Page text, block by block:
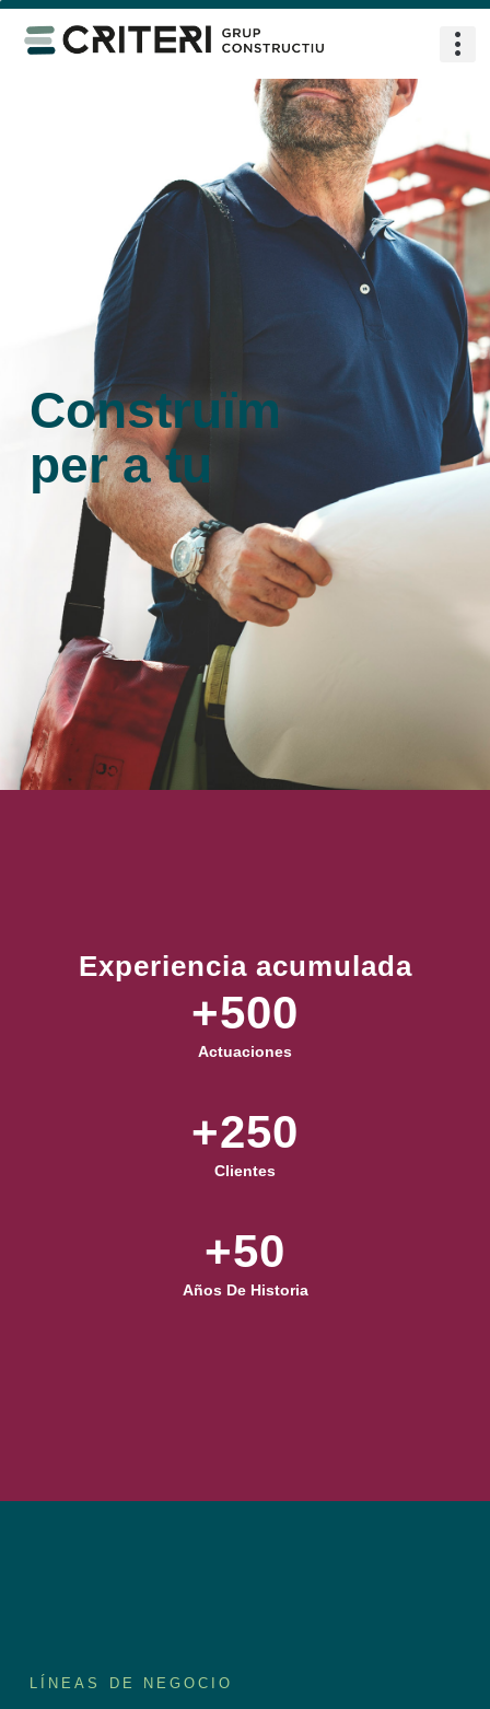
Construïm
per a tu
Experiencia acumulada
Actuaciones
+500
Clientes
+250
Años De Historia
+50
LÍNEAS DE NEGOCIO